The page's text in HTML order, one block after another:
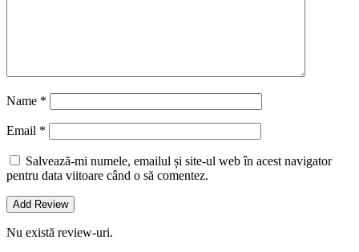
Name *
Email *
Salvează-mi numele, emailul și site-ul web în acest navigator
pentru data viitoare când o să comentez.
Nu există review-uri.